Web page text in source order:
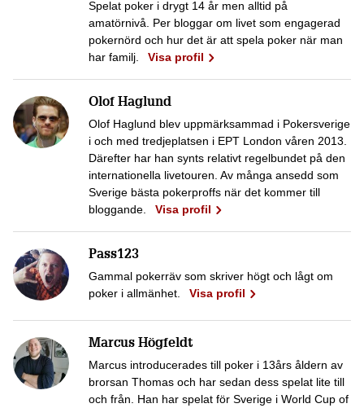
Spelat poker i drygt 14 år men alltid på
amatörnivå. Per bloggar om livet som engagerad
pokernörd och hur det är att spela poker när man
har familj.
Visa profil
Olof Haglund
Olof Haglund blev uppmärksammad i Pokersverige
i och med tredjeplatsen i EPT London våren 2013.
Därefter har han synts relativt regelbundet på den
internationella livetouren. Av många ansedd som
Sverige bästa pokerproffs när det kommer till
bloggande.
Visa profil
Pass123
Gammal pokerräv som skriver högt och lågt om
poker i allmänhet.
Visa profil
Marcus Högfeldt
Marcus introducerades till poker i 13års åldern av
brorsan Thomas och har sedan dess spelat lite till
och från. Han har spelat för Sverige i World Cup of